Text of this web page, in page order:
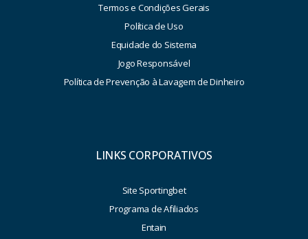
Termos e Condições Gerais
Política de Uso
Equidade do Sistema
Jogo Responsável
Política de Prevenção à Lavagem de Dinheiro
LINKS CORPORATIVOS
Site Sportingbet
Programa de Afiliados
Entain